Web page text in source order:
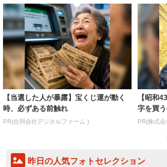
【当選した人が暴露】宝くじ運が動く
時、必ずある前触れ
PR(合同会社デジタルファーム )
【昭和
字を買
致」する
PR(株式
昨日の人気フォトセレクション